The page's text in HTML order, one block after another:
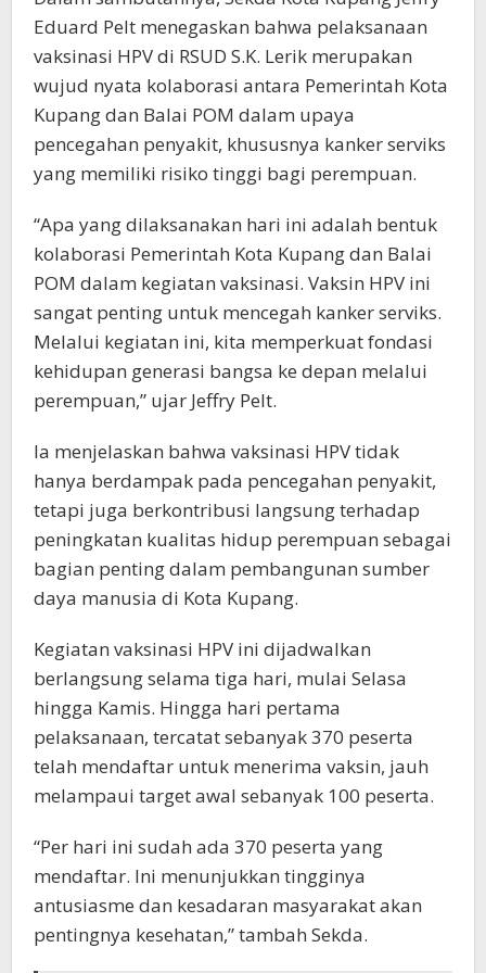
Eduard Pelt menegaskan bahwa pelaksanaan
vaksinasi HPV di RSUD S.K. Lerik merupakan
wujud nyata kolaborasi antara Pemerintah Kota
Kupang dan Balai POM dalam upaya
pencegahan penyakit, khususnya kanker serviks
yang memiliki risiko tinggi bagi perempuan.
“Apa yang dilaksanakan hari ini adalah bentuk
kolaborasi Pemerintah Kota Kupang dan Balai
POM dalam kegiatan vaksinasi. Vaksin HPV ini
sangat penting untuk mencegah kanker serviks.
Melalui kegiatan ini, kita memperkuat fondasi
kehidupan generasi bangsa ke depan melalui
perempuan,” ujar Jeffry Pelt.
Ia menjelaskan bahwa vaksinasi HPV tidak
hanya berdampak pada pencegahan penyakit,
tetapi juga berkontribusi langsung terhadap
peningkatan kualitas hidup perempuan sebagai
bagian penting dalam pembangunan sumber
daya manusia di Kota Kupang.
Kegiatan vaksinasi HPV ini dijadwalkan
berlangsung selama tiga hari, mulai Selasa
hingga Kamis. Hingga hari pertama
pelaksanaan, tercatat sebanyak 370 peserta
telah mendaftar untuk menerima vaksin, jauh
melampaui target awal sebanyak 100 peserta.
“Per hari ini sudah ada 370 peserta yang
mendaftar. Ini menunjukkan tingginya
antusiasme dan kesadaran masyarakat akan
pentingnya kesehatan,” tambah Sekda.